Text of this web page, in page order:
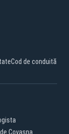
Cod de conduită
Covasna